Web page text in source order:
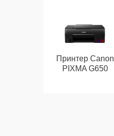
Принтер Canon
PIXMA G650